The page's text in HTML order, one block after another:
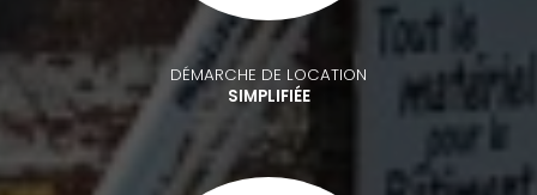
DÉMARCHE DE LOCATION
SIMPLIFIÉE